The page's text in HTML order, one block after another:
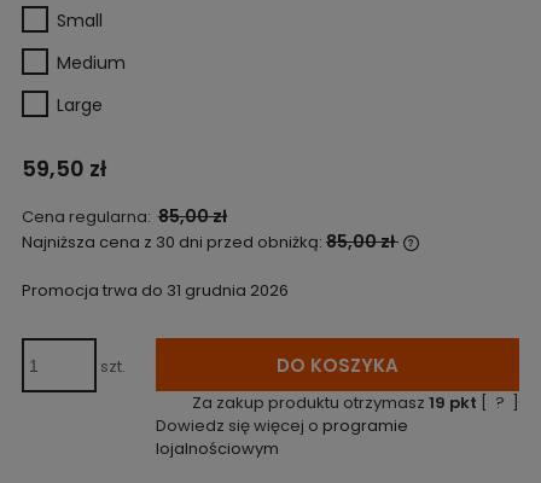
Small
Medium
Large
59,50 zł
Cena regularna: 85,00 zł
Najniższa cena z 30 dni przed obniżką: 85,00 zł
pojawił się w
Promocja trwa do 31 grudnia 2026
szt. DO KOSZYKA
Za zakup produktu otrzymasz19 pkt [ ? ]
Dowiedz się więcej o programie
lojalnościowym